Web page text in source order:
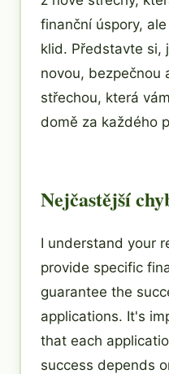
finanční úspory,
klid. Představte si,
novou, bezpečnou
střechou, která
domě za každého
Nejčastější
I understand your
provide specific
guarantee the
applications. It's
that each
success depends